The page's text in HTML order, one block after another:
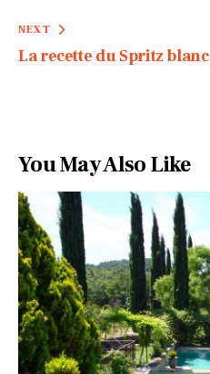
NEXT
La recette du Spritz blanc
You May Also Like